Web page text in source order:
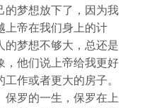
的梦想放下了，因为我
上帝在我们身上的计
的梦想不够大，总还是
，他们说上帝给我更好
作或者更大的房子。
保罗的一生，保罗在上